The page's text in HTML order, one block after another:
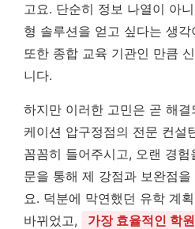
고요. 단순히 정보 나열이 아
형 솔루션을 얻고 싶다는 생
또한 종합 교육 기관인 만큼
니다.
하지만 이러한 고민은 곧 해
케이션 압구정점의 전문 컨설
꼼꼼히 들어주시고, 오랜 경
문을 통해 제 강점과 보완점
요. 덕분에 막연했던 유학 계
바뀌었고,
가장 효율적인 학